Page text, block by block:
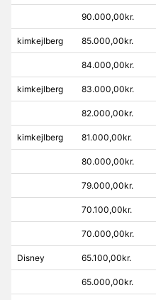
90.000,00kr.
kimkejlberg 85.000,00kr.
84.000,00kr.
kimkejlberg 83.000,00kr.
82.000,00kr.
kimkejlberg 81.000,00kr.
80.000,00kr.
79.000,00kr.
70.100,00kr.
70.000,00kr.
Disney 65.100,00kr.
65.000,00kr.